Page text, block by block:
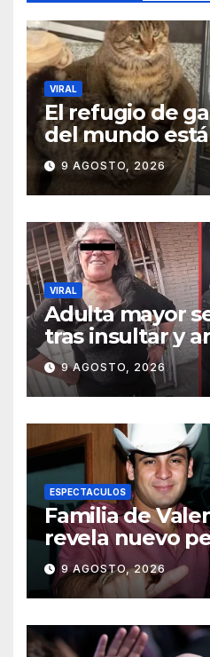
VIRAL
El refugio de
del mundo
aeropuerto
tiene a tres
patrullando las
embarque
9 AGOSTO, 2026
VIRAL
Adulta mayor
tras insultar y
celular a
9 AGOSTO, 2026
ESPECTACULOS
Familia de
revela nuevo
20 años de su
9 AGOSTO, 2026